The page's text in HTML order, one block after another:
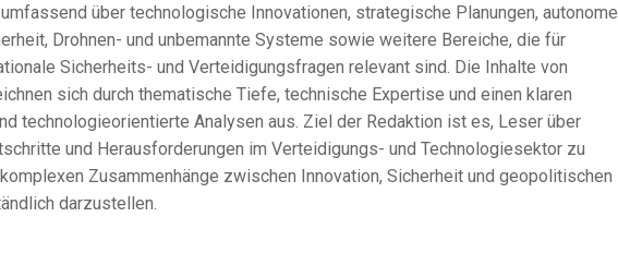
über technologische Innovationen, strategische Planungen, autonome
Drohnen- und unbemannte Systeme sowie weitere Bereiche, die für
Sicherheits- und Verteidigungsfragen relevant sind. Die Inhalte von
sich durch thematische Tiefe, technische Expertise und einen klaren
technologieorientierte Analysen aus. Ziel der Redaktion ist es, Leser über
und Herausforderungen im Verteidigungs- und Technologiesektor zu
Zusammenhänge zwischen Innovation, Sicherheit und geopolitischen
darzustellen.